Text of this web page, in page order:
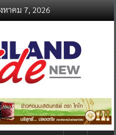
หาคม 7, 2026